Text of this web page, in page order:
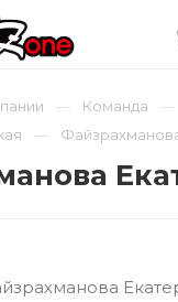
Команда